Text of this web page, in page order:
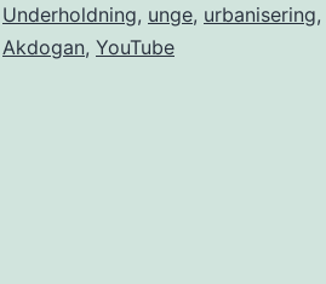
Underholdning, unge, urbanisering,
Akdogan, YouTube